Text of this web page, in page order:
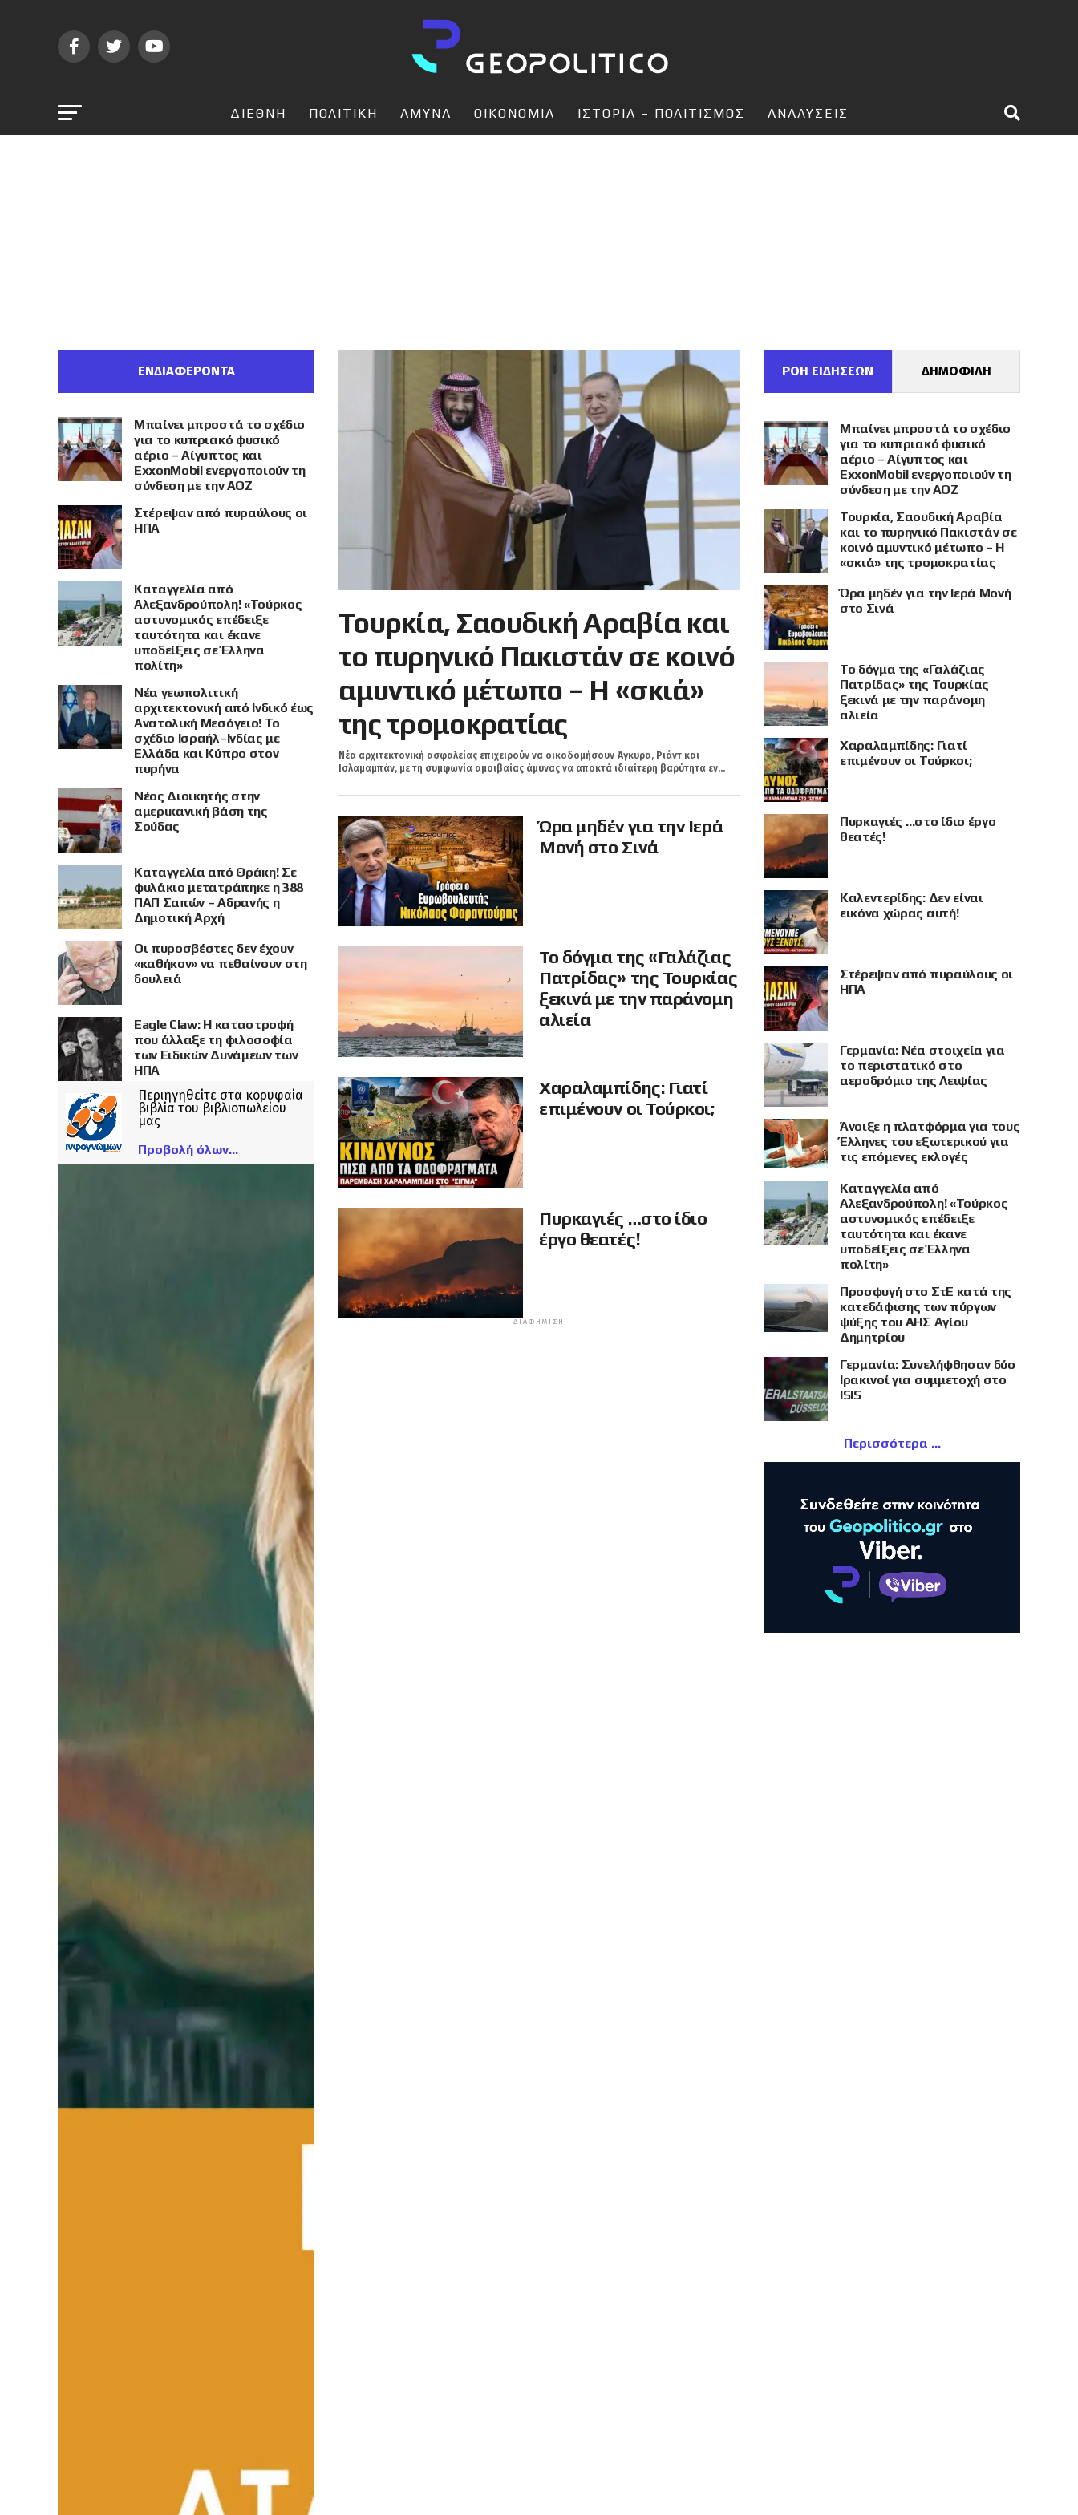
ΔΙΕΘΝΗ ΠΟΛΙΤΙΚΗ ΑΜΥΝΑ ΟΙΚΟΝΟΜΙΑ ΙΣΤΟΡΙΑ – ΠΟΛΙΤΙΣΜΟΣ ΑΝΑΛΥΣΕΙΣ
Τουρκία, Σαουδική Αραβία και
το πυρηνικό Πακιστάν σε κοινό
αμυντικό μέτωπο – Η «σκιά»
της τρομοκρατίας
Νέα αρχιτεκτονική ασφαλείας επιχειρούν να οικοδομήσουν Άγκυρα, Ριάντ και
Ισλαμαμπάν, με τη συμφωνία αμοιβαίας άμυνας να αποκτά ιδιαίτερη βαρύτητα εν...
Ώρα μηδέν για την Ιερά
Μονή στο Σινά
Το δόγμα της «Γαλάζιας
Πατρίδας» της Τουρκίας
ξεκινά με την παράνομη
αλιεία
Χαραλαμπίδης: Γιατί
επιμένουν οι Τούρκοι;
Πυρκαγιές …στο ίδιο
έργο θεατές!
ΔΙΑΦΉΜΙΣΗ
ΕΝΔΙΑΦΕΡΟΝΤΑ
Μπαίνει μπροστά το σχέδιο
για το κυπριακό φυσικό
αέριο – Αίγυπτος και
ExxonMobil ενεργοποιούν τη
σύνδεση με την ΑΟΖ
Στέρεψαν από πυραύλους οι
ΗΠΑ
Καταγγελία από
Αλεξανδρούπολη! «Τούρκος
αστυνομικός επέδειξε
ταυτότητα και έκανε
υποδείξεις σε Έλληνα
πολίτη»
Νέα γεωπολιτική
αρχιτεκτονική από Ινδικό έως
Ανατολική Μεσόγειο! Το
σχέδιο Ισραήλ–Ινδίας με
Ελλάδα και Κύπρο στον
πυρήνα
Νέος Διοικητής στην
αμερικανική βάση της
Σούδας
Καταγγελία από Θράκη! Σε
φυλάκιο μετατράπηκε η 388
ΠΑΠ Σαπών – Αδρανής η
Δημοτική Αρχή
Οι πυροσβέστες δεν έχουν
«καθήκον» να πεθαίνουν στη
δουλειά
Eagle Claw: Η καταστροφή
που άλλαξε τη φιλοσοφία
των Ειδικών Δυνάμεων των
ΗΠΑ
Περιηγηθείτε στα κορυφαία
βιβλία του βιβλιοπωλείου
μας
Προβολή όλων
ΡΟΗ ΕΙΔΗΣΕΩΝ ΔΗΜΟΦΙΛΗ
Μπαίνει μπροστά το σχέδιο
για το κυπριακό φυσικό
αέριο – Αίγυπτος και
ExxonMobil ενεργοποιούν τη
σύνδεση με την ΑΟΖ
Τουρκία, Σαουδική Αραβία
και το πυρηνικό Πακιστάν σε
κοινό αμυντικό μέτωπο – Η
«σκιά» της τρομοκρατίας
Ώρα μηδέν για την Ιερά Μονή
στο Σινά
Το δόγμα της «Γαλάζιας
Πατρίδας» της Τουρκίας
ξεκινά με την παράνομη
αλιεία
Χαραλαμπίδης: Γιατί
επιμένουν οι Τούρκοι;
Πυρκαγιές …στο ίδιο έργο
θεατές!
Καλεντερίδης: Δεν είναι
εικόνα χώρας αυτή!
Στέρεψαν από πυραύλους οι
ΗΠΑ
Γερμανία: Νέα στοιχεία για
το περιστατικό στο
αεροδρόμιο της Λειψίας
Άνοιξε η πλατφόρμα για τους
Έλληνες του εξωτερικού για
τις επόμενες εκλογές
Καταγγελία από
Αλεξανδρούπολη! «Τούρκος
αστυνομικός επέδειξε
ταυτότητα και έκανε
υποδείξεις σε Έλληνα
πολίτη»
Προσφυγή στο ΣτΕ κατά της
κατεδάφισης των πύργων
ψύξης του ΑΗΣ Αγίου
Δημητρίου
Γερμανία: Συνελήφθησαν δύο
Ιρακινοί για συμμετοχή στο
ISIS
Περισσότερα